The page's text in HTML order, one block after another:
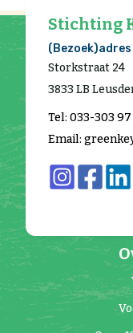
Stichting
(Bezoek)adres
Storkstraat 24
3833 LB
Tel: 033-303
Email: